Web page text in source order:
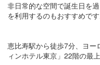
非日常的な空間で誕生日を
を利用するのもおすすめです
恵比寿駅から徒歩7分、ヨー
ィンホテル東京」22階の最